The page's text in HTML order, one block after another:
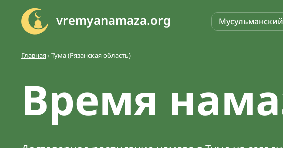
vremyanamaza.org
Главная›Тума (Рязанская область)
Время